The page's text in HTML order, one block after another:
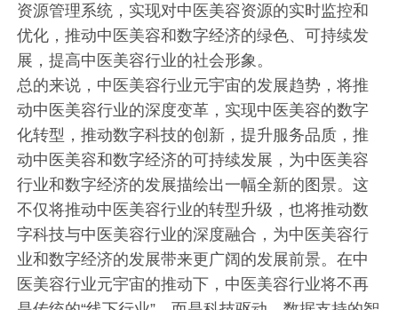
资源管理系统，实现对中医美容资源的实时监控和
优化，推动中医美容和数字经济的绿色、可持续发
展，提高中医美容行业的社会形象。
总的来说，中医美容行业元宇宙的发展趋势，将推
动中医美容行业的深度变革，实现中医美容的数字
化转型，推动数字科技的创新，提升服务品质，推
动中医美容和数字经济的可持续发展，为中医美容
行业和数字经济的发展描绘出一幅全新的图景。这
不仅将推动中医美容行业的转型升级，也将推动数
字科技与中医美容行业的深度融合，为中医美容行
业和数字经济的发展带来更广阔的发展前景。在中
医美容行业元宇宙的推动下，中医美容行业将不再